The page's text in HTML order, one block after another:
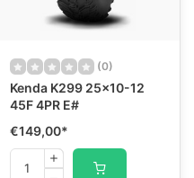
(0)
Kenda K299 25x10-12
45F 4PR E#
€149,00*